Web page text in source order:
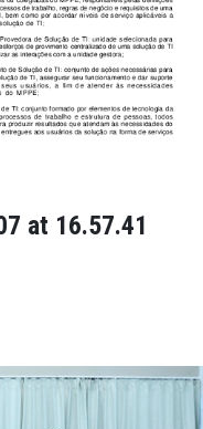
at 16.57.41